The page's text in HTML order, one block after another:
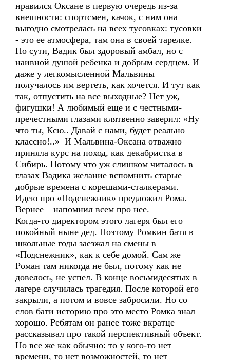
нравился Оксане в первую очередь из-за
внешности: спортсмен, качок, с ним она
выгодно смотрелась на всех тусовках: тусовки
- это ее атмосфера, там она в своей тарелке.
По сути, Вадик был здоровый амбал, но с
наивной душой ребенка и добрым сердцем. И
даже у легкомысленной Мальвины
получалось им вертеть, как хочется. И тут как
так, отпустить на все выходные? Нет уж,
фигушки! А любимый еще и с честными-
пречестными глазами клятвенно заверил: «Ну
что ты, Ксю.. Давай с нами, будет реально
классно!..» И Мальвина-Оксана отважно
приняла курс на поход, как декабристка в
Сибирь. Потому что уж слишком читалось в
глазах Вадика желание вспомнить старые
добрые времена с корешами-сталкерами.
Идею про «Подснежник» предложил Рома.
Вернее – напомнил всем про нее.
Когда-то директором этого лагеря был его
покойный ныне дед. Поэтому Ромкин батя в
школьные годы заезжал на смены в
«Подснежник», как к себе домой. Сам же
Роман там никогда не был, потому как не
довелось, не успел. В конце восьмидесятых в
лагере случилась трагедия. После которой его
закрыли, а потом и вовсе забросили. Но со
слов бати историю про это место Ромка знал
хорошо. Ребятам он ранее тоже вкратце
рассказывал про такой перспективный объект.
Но все же как обычно: то у кого-то нет
времени, то нет возможностей, то нет